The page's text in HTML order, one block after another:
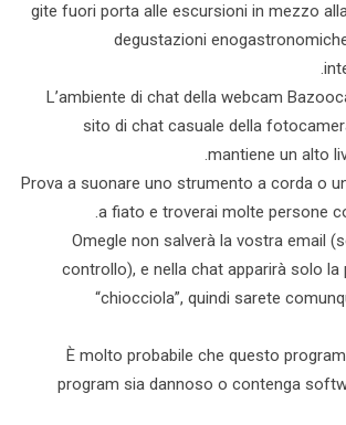
gite fuori porta alle escursioni in mezzo
degustazioni
L’ambiente di chat della webcam
sito di chat casuale della
mantiene un alto
Prova a suonare uno strumento a corda o
a fiato e troverai molte persone
Omegle non salverà la vostra email
controllo), e nella chat apparirà solo la
“chiocciola”, quindi sarete
È molto probabile che questo
program sia dannoso o contenga